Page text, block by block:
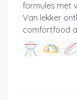
formules met
Van lekker
comfortfood